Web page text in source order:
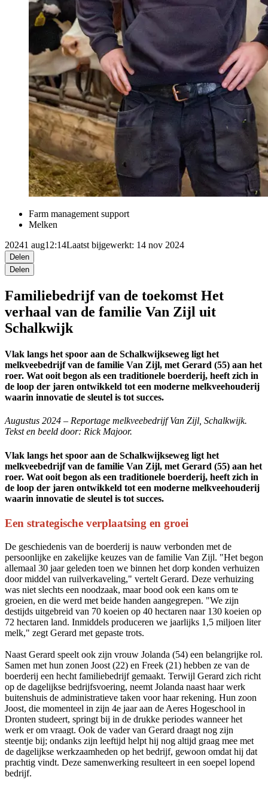
Farm management support
Melken
20241 aug12:14Laatst bijgewerkt: 14 nov 2024
Delen
Delen
Familiebedrijf van de toekomst Het
verhaal van de familie Van Zijl uit
Schalkwijk
Vlak langs het spoor aan de Schalkwijkseweg ligt het
melkveebedrijf van de familie Van Zijl, met Gerard (55) aan het
roer. Wat ooit begon als een traditionele boerderij, heeft zich in
de loop der jaren ontwikkeld tot een moderne melkveehouderij
waarin innovatie de sleutel is tot succes.
Augustus 2024 – Reportage melkveebedrijf Van Zijl, Schalkwijk.
Tekst en beeld door: Rick Majoor.
Vlak langs het spoor aan de Schalkwijkseweg ligt het
melkveebedrijf van de familie Van Zijl, met Gerard (55) aan het
roer. Wat ooit begon als een traditionele boerderij, heeft zich in
de loop der jaren ontwikkeld tot een moderne melkveehouderij
waarin innovatie de sleutel is tot succes.
Een strategische verplaatsing en groei
De geschiedenis van de boerderij is nauw verbonden met de
persoonlijke en zakelijke keuzes van de familie Van Zijl. "Het begon
allemaal 30 jaar geleden toen we binnen het dorp konden verhuizen
door middel van ruilverkaveling," vertelt Gerard. Deze verhuizing
was niet slechts een noodzaak, maar bood ook een kans om te
groeien, en die werd met beide handen aangegrepen. "We zijn
destijds uitgebreid van 70 koeien op 40 hectaren naar 130 koeien op
72 hectaren land. Inmiddels produceren we jaarlijks 1,5 miljoen liter
melk," zegt Gerard met gepaste trots.
Naast Gerard speelt ook zijn vrouw Jolanda (54) een belangrijke rol.
Samen met hun zonen Joost (22) en Freek (21) hebben ze van de
boerderij een hecht familiebedrijf gemaakt. Terwijl Gerard zich richt
op de dagelijkse bedrijfsvoering, neemt Jolanda naast haar werk
buitenshuis de administratieve taken voor haar rekening. Hun zoon
Joost, die momenteel in zijn 4e jaar aan de Aeres Hogeschool in
Dronten studeert, springt bij in de drukke periodes wanneer het
werk er om vraagt. Ook de vader van Gerard draagt nog zijn
steentje bij; ondanks zijn leeftijd helpt hij nog altijd graag mee met
de dagelijkse werkzaamheden op het bedrijf, gewoon omdat hij dat
prachtig vindt. Deze samenwerking resulteert in een soepel lopend
bedrijf.